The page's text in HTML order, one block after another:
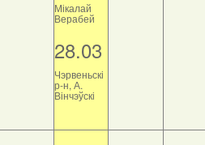
Мікалай
Верабей
28.03
Чэрвеньскі
р-н, А.
Вінчэўскі